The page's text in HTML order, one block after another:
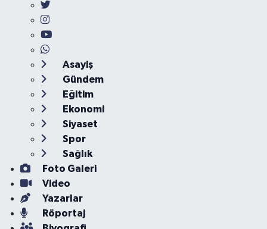
Asayiş
Gündem
Eğitim
Ekonomi
Siyaset
Spor
Sağlık
Foto Galeri
Video
Yazarlar
Röportaj